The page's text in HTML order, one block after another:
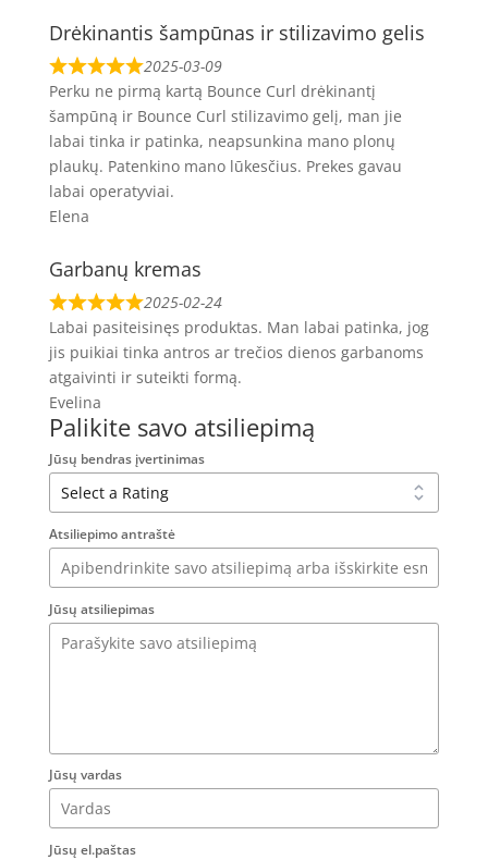
Drėkinantis šampūnas ir stilizavimo gelis
2025-03-09
Perku ne pirmą kartą Bounce Curl drėkinantį
šampūną ir Bounce Curl stilizavimo gelį, man jie
labai tinka ir patinka, neapsunkina mano plonų
plaukų. Patenkino mano lūkesčius. Prekes gavau
labai operatyviai.
Elena
Garbanų kremas
2025-02-24
Labai pasiteisinęs produktas. Man labai patinka, jog
jis puikiai tinka antros ar trečios dienos garbanoms
atgaivinti ir suteikti formą.
Evelina
Palikite savo atsiliepimą
Jūsų bendras įvertinimas
Atsiliepimo antraštė
Jūsų atsiliepimas
Jūsų vardas
Jūsų el.paštas